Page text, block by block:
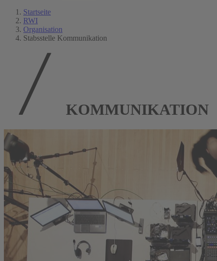
Startseite
RWI
Organisation
Stabsstelle Kommunikation
KOMMUNIKATION